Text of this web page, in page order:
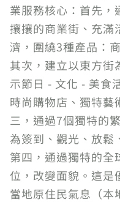
業服務核心：首先，
攘攘的商業街、充
濟，圍繞3種產品：
其次，建立以東方街
示節日 - 文化 - 美食
時尚購物店、獨特藝
三，通過7個獨特的
為簽到、觀光、放鬆
第四，通過獨特的全
位，改變面貌。這是
當地原住民氣息（本